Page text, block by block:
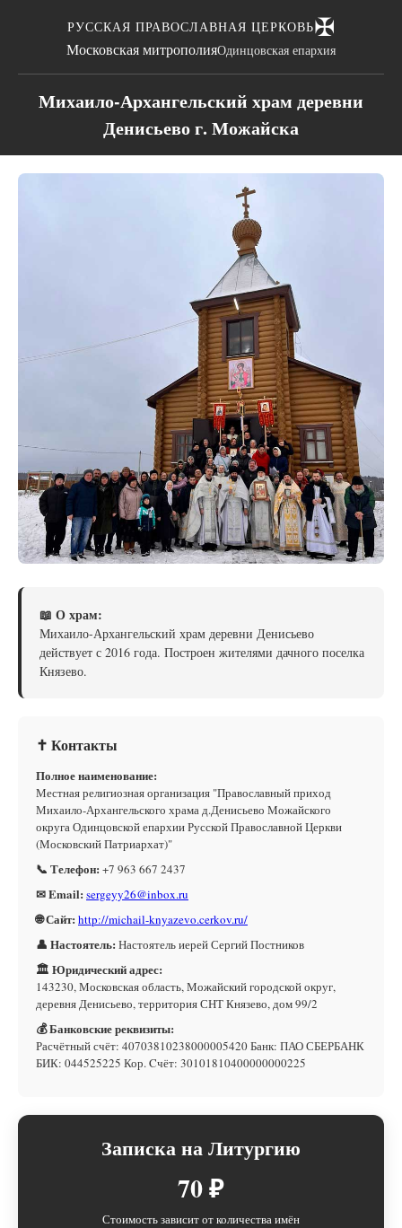
РУССКАЯ ПРАВОСЛАВНАЯ ЦЕРКОВЬ✠
Московская митрополияОдинцовская епархия
Михаило-Архангельский храм деревни
Денисьево г. Можайска
📖 О храм:
Михаило-Архангельский храм деревни Денисьево
действует с 2016 года. Построен жителями дачного поселка
Князево.
✝ Контакты
Полное наименование:
Местная религиозная организация "Православный приход
Михаило-Архангельского храма д.Денисьево Можайского
округа Одинцовской епархии Русской Православной Церкви
(Московский Патриархат)"
📞 Телефон: +7 963 667 2437
✉ Email: sergeyy26@inbox.ru
🌐 Сайт: http://michail-knyazevo.cerkov.ru/
👤 Настоятель: Настоятель иерей Сергий Постников
🏛 Юридический адрес:
143230, Московская область, Можайский городской округ,
деревня Денисьево, территория СНТ Князево, дом 99/2
💰 Банковские реквизиты:
Расчётный счёт: 40703810238000005420 Банк: ПАО СБЕРБАНК
БИК: 044525225 Кор. Cчёт: 30101810400000000225
Записка на Литургию
70 ₽
Стоимость зависит от количества имён